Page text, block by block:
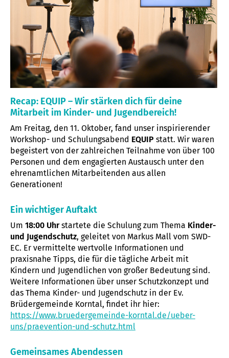
Recap: EQUIP – Wir stärken dich für deine
Mitarbeit im Kinder- und Jugendbereich!
Am Freitag, den 11. Oktober, fand unser inspirierender
Workshop- und Schulungsabend EQUIP statt. Wir waren
begeistert von der zahlreichen Teilnahme von über 100
Personen und dem engagierten Austausch unter den
ehrenamtlichen Mitarbeitenden aus allen
Generationen!
Ein wichtiger Auftakt
Um 18:00 Uhrstartete die Schulung zum Thema Kinder-
und Jugendschutz, geleitet von Markus Mall vom SWD-
EC. Er vermittelte wertvolle Informationen und
praxisnahe Tipps, die für die tägliche Arbeit mit
Kindern und Jugendlichen von großer Bedeutung sind.
Weitere Informationen über unser Schutzkonzept und
das Thema Kinder- und Jugendschutz in der Ev.
Brüdergemeinde Korntal, findet ihr hier:
https://www.bruedergemeinde-korntal.de/ueber-
uns/praevention-und-schutz.html
Gemeinsames Abendessen